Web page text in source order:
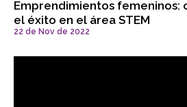
Emprendimientos femeninos:
el éxito en el área STEM
22 de Nov de 2022